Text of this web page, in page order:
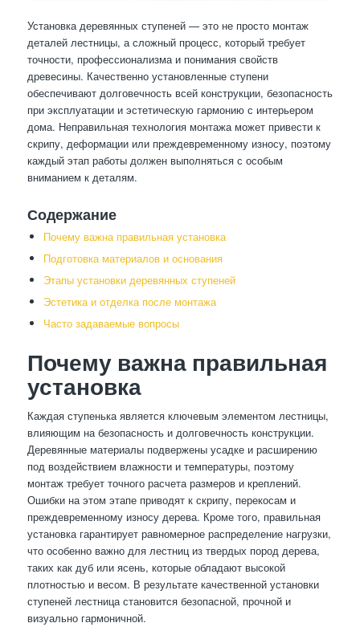
Установка деревянных ступеней — это не просто монтаж
деталей лестницы, а сложный процесс, который требует
точности, профессионализма и понимания свойств
древесины. Качественно установленные ступени
обеспечивают долговечность всей конструкции, безопасность
при эксплуатации и эстетическую гармонию с интерьером
дома. Неправильная технология монтажа может привести к
скрипу, деформации или преждевременному износу, поэтому
каждый этап работы должен выполняться с особым
вниманием к деталям.
Содержание
Почему важна правильная установка
Подготовка материалов и основания
Этапы установки деревянных ступеней
Эстетика и отделка после монтажа
Часто задаваемые вопросы
Почему важна правильная
установка
Каждая ступенька является ключевым элементом лестницы,
влияющим на безопасность и долговечность конструкции.
Деревянные материалы подвержены усадке и расширению
под воздействием влажности и температуры, поэтому
монтаж требует точного расчета размеров и креплений.
Ошибки на этом этапе приводят к скрипу, перекосам и
преждевременному износу дерева. Кроме того, правильная
установка гарантирует равномерное распределение нагрузки,
что особенно важно для лестниц из твердых пород дерева,
таких как дуб или ясень, которые обладают высокой
плотностью и весом. В результате качественной установки
ступеней лестница становится безопасной, прочной и
визуально гармоничной.